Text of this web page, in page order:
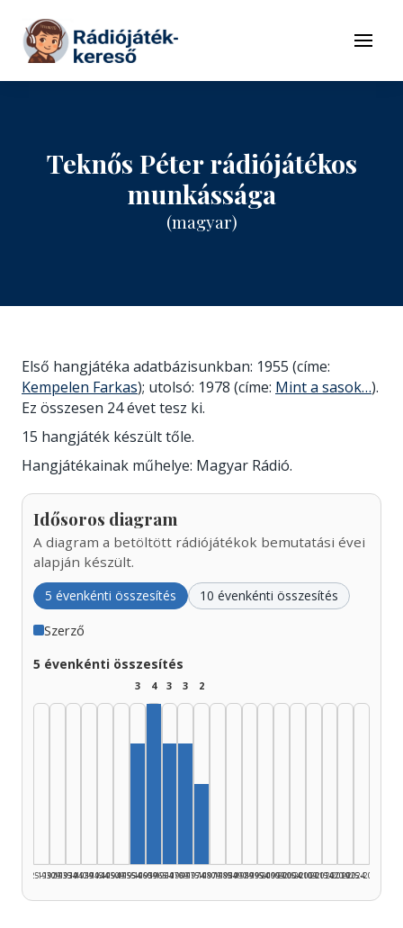
Tovább a tartalomhoz
Menü
Teknős Péter rádiójátékos
munkássága
(magyar)
Első hangjátéka adatbázisunkban: 1955 (címe:
Kempelen Farkas); utolsó: 1978 (címe: Mint a sasok…).
Ez összesen 24 évet tesz ki.
15 hangjáték készült tőle.
Hangjátékainak műhelye: Magyar Rádió.
Idősoros diagram
A diagram a betöltött rádiójátékok bemutatási évei
alapján készült.
5 évenkénti összesítés 10 évenkénti összesítés
Szerző
5 évenkénti összesítés
1925–1929
1930–1934
1935–1939
1940–1944
1945–1949
1950–1954
3
1955–1959
4
1960–1964
3
1965–1969
3
1970–1974
2
1975–1979
1980–1984
1985–1989
1990–1994
1995–1999
2000–2004
2005–2009
2010–2014
2015–2019
2020–2024
2025–2026